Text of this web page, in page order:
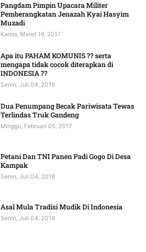
Pangdam Pimpin Upacara Militer
Pemberangkatan Jenazah Kyai Hasyim
Muzadi
Kamis, Maret 16, 2017
Apa itu PAHAM KOMUNIS ?? serta
mengapa tidak cocok diterapkan di
INDONESIA ??
Senin, Juli 04, 2016
Dua Penumpang Becak Pariwisata Tewas
Terlindas Truk Gandeng
Minggu, Februari 05, 2017
Petani Dan TNI Panen Padi Gogo Di Desa
Kampak
Senin, Juli 04, 2016
Asal Mula Tradisi Mudik Di Indonesia
Senin, Juli 04, 2016